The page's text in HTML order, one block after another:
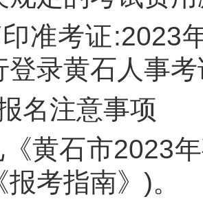
准考证:2023
登录黄石人事
名注意事项
黄石市2023
考指南》)。